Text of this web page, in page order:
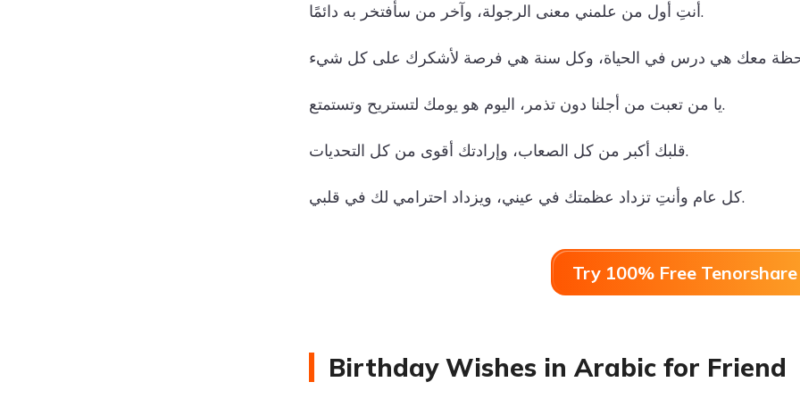
أنتِ أول من علمني معنى الرجولة، وآخر من سأفتخر به دائمًا.
يا من تعبت من أجلنا دون تذمر، اليوم هو يومك لتستريح وتستمتع.
قلبك أكبر من كل الصعاب، وإرادتك أقوى من كل التحديات.
كل عام وأنتِ تزداد عظمتك في عيني، ويزداد احترامي لك في قلبي.
Try 100% Free
Birthday Wishes in Arabic for Friend